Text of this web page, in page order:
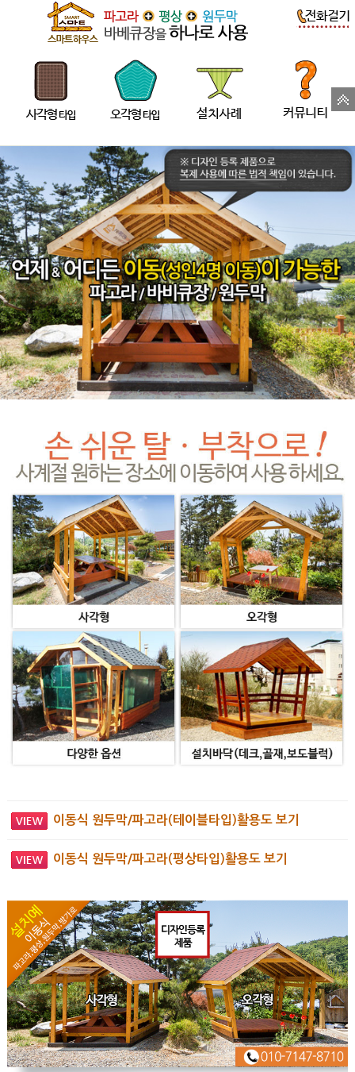
이동식 원두막/파고라(테이블타입)활용도 보기
이동식 원두막/파고라(평상타입)활용도 보기